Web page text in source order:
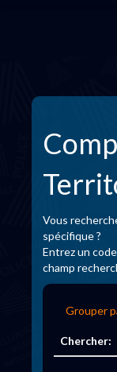
Vous
spécifique ?
Entrez un
champ
Grouper
Chercher: